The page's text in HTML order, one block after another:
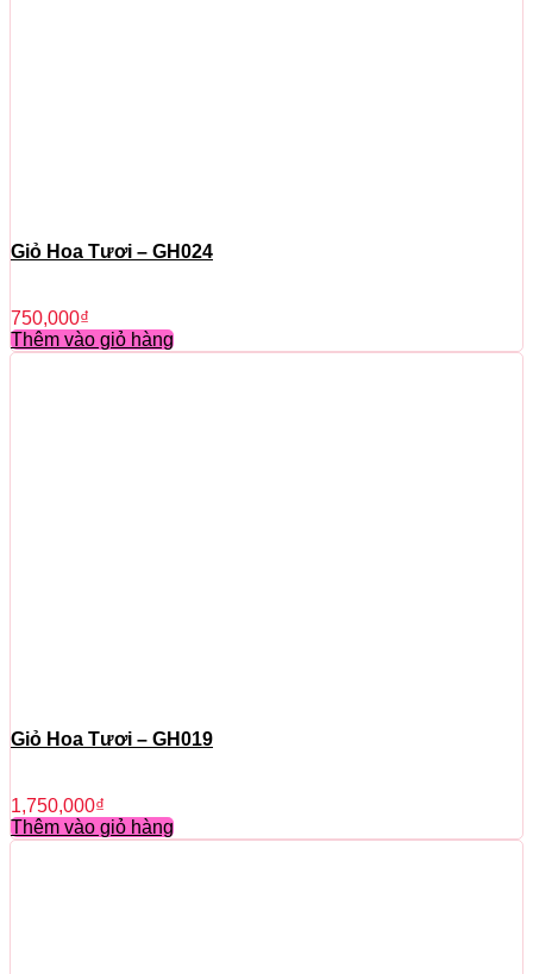
Giỏ Hoa Tươi – GH024
750,000₫
Thêm vào giỏ hàng
Giỏ Hoa Tươi – GH019
1,750,000₫
Thêm vào giỏ hàng